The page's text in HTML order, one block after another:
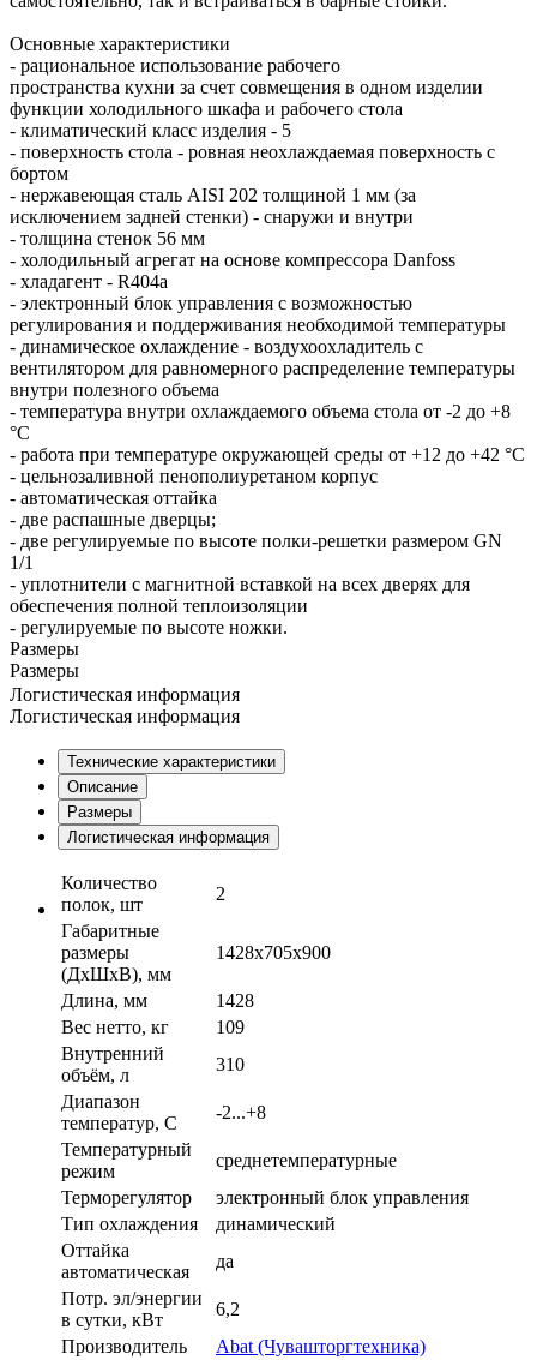
Основные характеристики
- рациональное использование рабочего
пространства кухни за счет совмещения в одном изделии
функции холодильного шкафа и рабочего стола
- климатический класс изделия - 5
- поверхность стола - ровная неохлаждаемая поверхность с
бортом
- нержавеющая сталь AISI 202 толщиной 1 мм (за
исключением задней стенки) - снаружи и внутри
- толщина стенок 56 мм
- холодильный агрегат на основе компрессора Danfoss
- хладагент - R404a
- электронный блок управления с возможностью
регулирования и поддерживания необходимой температуры
- динамическое охлаждение - воздухоохладитель с
вентилятором для равномерного распределение температуры
внутри полезного объема
- температура внутри охлаждаемого объема стола от -2 до +8
°C
- работа при температуре окружающей среды от +12 до +42 °C
- цельнозаливной пенополиуретаном корпус
- автоматическая оттайка
- две распашные дверцы;
- две регулируемые по высоте полки-решетки размером GN
1/1
- уплотнители с магнитной вставкой на всех дверях для
обеспечения полной теплоизоляции
- регулируемые по высоте ножки.
Размеры
Размеры
Логистическая информация
Логистическая информация
Технические характеристики
Описание
Размеры
Логистическая информация
Количество
полок, шт
2
Габаритные
размеры
(ДхШхВ), мм
1428х705х900
Длина, мм
1428
Вес нетто, кг
109
Внутренний
объём, л
310
Диапазон
температур, C
-2...+8
Температурный
режим
среднетемпературные
Терморегулятор
электронный блок управления
Тип охлаждения
динамический
Оттайка
автоматическая
да
Потр. эл/энергии
в сутки, кВт
6,2
Производитель
Abat (Чувашторгтехника)